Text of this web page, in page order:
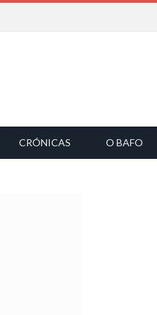
CRÓNICAS O BAFO